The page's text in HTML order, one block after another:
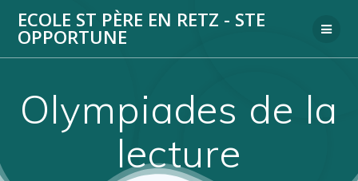
au
ECOLE ST PÈRE EN RETZ - STE
OPPORTUNE
Olympiades de la
lecture